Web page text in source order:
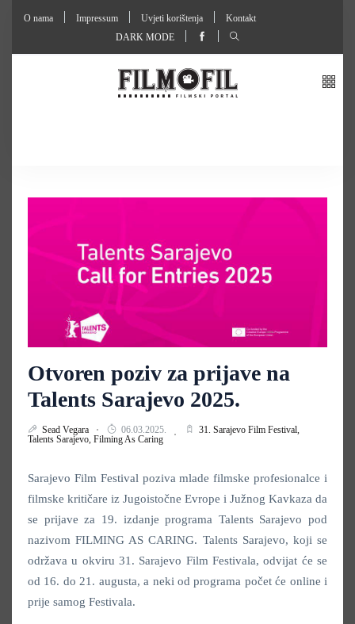
O nama Impressum Uvjeti korištenja
Kontakt
DARK MODE
Otvoren poziv za prijave na
Talents Sarajevo 2025.
Sead Vegara 06.03.2025.
31. Sarajevo Film Festival,
Talents Sarajevo, Filming As Caring
Sarajevo Film Festival poziva mlade filmske profesionalce i
filmske kritičare iz Jugoistočne Evrope i Južnog Kavkaza da
se prijave za 19. izdanje programa Talents Sarajevo pod
nazivom FILMING AS CARING. Talents Sarajevo, koji se
održava u okviru 31. Sarajevo Film Festivala, odvijat će se
od 16. do 21. augusta, a neki od programa počet će online i
prije samog Festivala.